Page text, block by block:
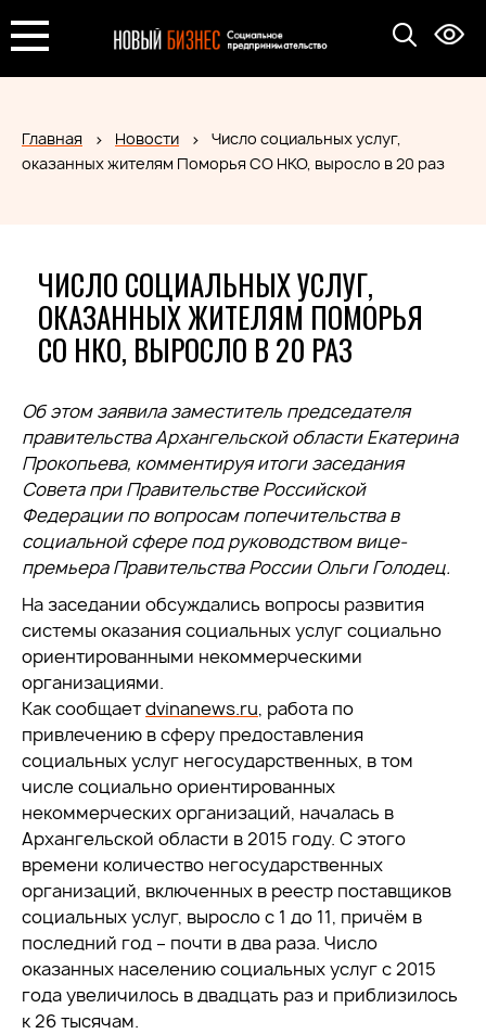
Главная Новости
Число социальных услуг,
оказанных жителям Поморья СО НКО, выросло в 20 раз
ЧИСЛО СОЦИАЛЬНЫХ УСЛУГ,
ОКАЗАННЫХ ЖИТЕЛЯМ ПОМОРЬЯ
СО НКО, ВЫРОСЛО В 20 РАЗ
Об этом заявила заместитель председателя
правительства Архангельской области Екатерина
Прокопьева, комментируя итоги заседания
Совета при Правительстве Российской
Федерации по вопросам попечительства в
социальной сфере под руководством вице-
премьера Правительства России Ольги Голодец.
На заседании обсуждались вопросы развития
системы оказания социальных услуг социально
ориентированными некоммерческими
организациями.
Как сообщаетdvinanews.ru, работа по
привлечению в сферу предоставления
социальных услуг негосударственных, в том
числе социально ориентированных
некоммерческих организаций, началась в
Архангельской области в 2015 году. С этого
времени количество негосударственных
организаций, включенных в реестр поставщиков
социальных услуг, выросло с 1 до 11, причём в
последний год – почти в два раза. Число
оказанных населению социальных услуг с 2015
года увеличилось в двадцать раз и приблизилось
к 26 тысячам.